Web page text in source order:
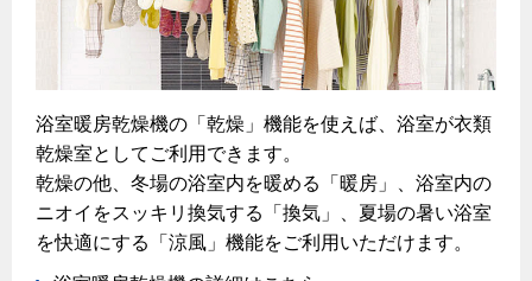
浴室暖房乾燥機の「乾燥」機能を使えば、浴室が衣類
乾燥室としてご利用できます。
乾燥の他、冬場の浴室内を暖める「暖房」、浴室内の
ニオイをスッキリ換気する「換気」、夏場の暑い浴室
を快適にする「涼風」機能をご利用いただけます。